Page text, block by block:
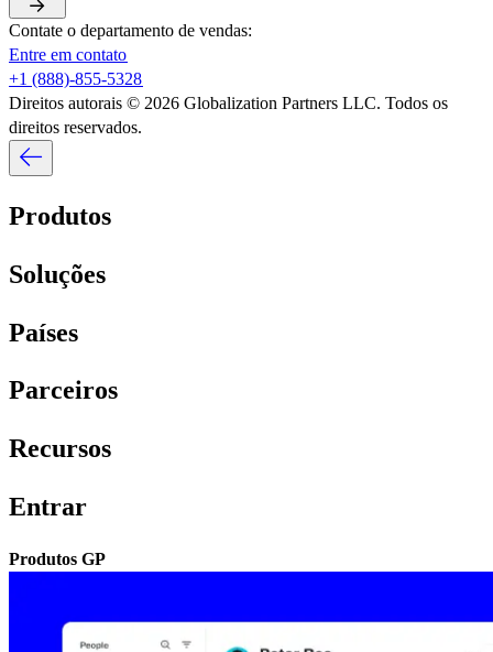
Contate o departamento de vendas:​​
Entre em contato​​
+1 (888)-855-5328​​
Direitos autorais © 2026 Globalization Partners LLC. Todos os
direitos reservados.​​
Produtos​​
Soluções​​
Países​​
Parceiros​​
Recursos​​
Entrar​​
Produtos GP​​